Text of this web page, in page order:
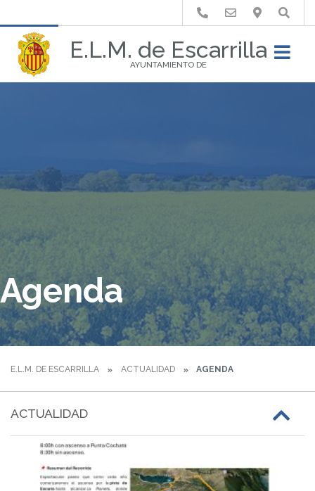
E.L.M. de Escarrilla
AYUNTAMIENTO DE
Buscar
Agenda
E.L.M. DE ESCARRILLA ACTUALIDAD AGENDA
ACTUALIDAD